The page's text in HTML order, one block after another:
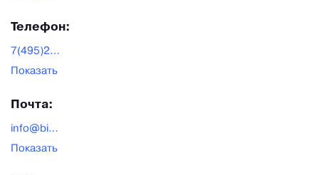
Телефон:
7(495)221-99-60
Показать
Почта:
info@biopax.ru
Показать